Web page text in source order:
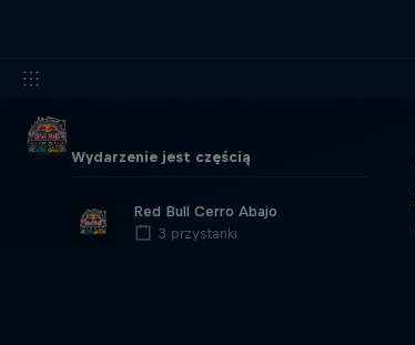
Wydarzenie jest częścią
Red Bull Cerro Abajo
3 przystanki